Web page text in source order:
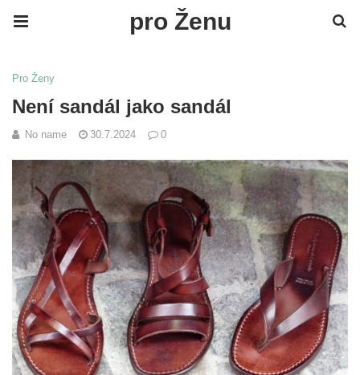
pro Ženu
Pro Ženy
Není sandál jako sandál
No name 30.7.2024 0